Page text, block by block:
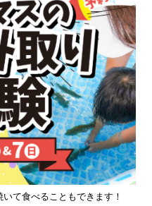
て食べることもできます！